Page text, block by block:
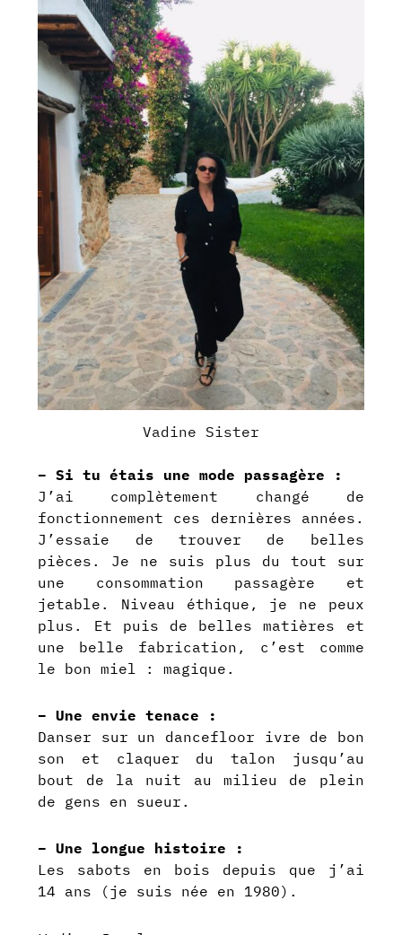
Vadine Sister
– Si tu étais une mode passagère :
J’ai complètement changé de
fonctionnement ces dernières années.
J’essaie de trouver de belles
pièces. Je ne suis plus du tout sur
une consommation passagère et
jetable. Niveau éthique, je ne peux
plus. Et puis de belles matières et
une belle fabrication, c’est comme
le bon miel : magique.
– Une envie tenace :
Danser sur un dancefloor ivre de bon
son et claquer du talon jusqu’au
bout de la nuit au milieu de plein
de gens en sueur.
– Une longue histoire :
Les sabots en bois depuis que j’ai
14 ans (je suis née en 1980).